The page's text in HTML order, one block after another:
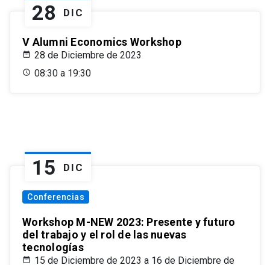
28 DIC
V Alumni Economics Workshop
28 de Diciembre de 2023
08:30 a 19:30
15 DIC
Conferencias
Workshop M-NEW 2023: Presente y futuro
del trabajo y el rol de las nuevas
tecnologías
15 de Diciembre de 2023 a 16 de Diciembre de